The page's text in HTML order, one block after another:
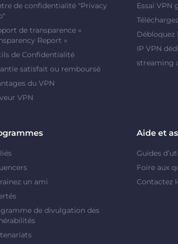
de confidentialité "Privacy
de transparence «
Report »
de Confidentialité
satisfait ou remboursé
du VPN
VPN
Essai VPN
Débloquez
IP VPN
streaming
un ami
de divulgation des
Aide et
Guides
Foire aux
Contactez